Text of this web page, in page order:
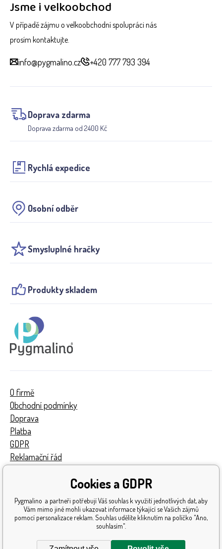
Jsme i velkoobchod
V případě zájmu o velkoobchodní spolupráci nás
prosím kontaktujte.
info@pygmalino.cz +420 777 793 394
Doprava zdarma
Doprava zdarma od 2400 Kč
Rychlá expedice
Osobní odběr
Smysluplné hračky
Produkty skladem
O firmě
Obchodní podmínky
Doprava
Platba
GDPR
Reklamační řád
Získaná ocenění
Katalog hraček
Mapa stránek
Cookies a GDPR
Pygmalino a partneři potřebují Váš souhlas k využití jednotlivých dat, aby
Vám mimo jiné mohli ukazovat informace týkající se Vašich zájmů
pomocí personalizace reklam. Souhlas udělíte kliknutím na políčko "Ano,
souhlasím".